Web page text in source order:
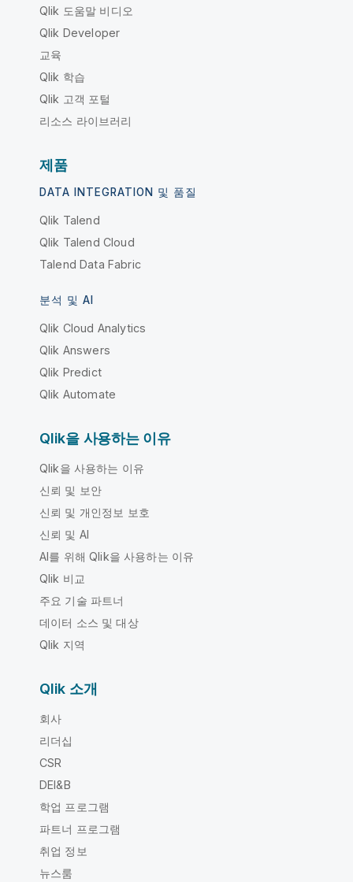
Qlik 도움말 비디오
Qlik Developer
교육
Qlik 학습
Qlik 고객 포털
리소스 라이브러리
제품
DATA INTEGRATION 및 품질
Qlik Talend
Qlik Talend Cloud
Talend Data Fabric
분석 및 AI
Qlik Cloud Analytics
Qlik Answers
Qlik Predict
Qlik Automate
Qlik을 사용하는 이유
Qlik을 사용하는 이유
신뢰 및 보안
신뢰 및 개인정보 보호
신뢰 및 AI
AI를 위해 Qlik을 사용하는 이유
Qlik 비교
주요 기술 파트너
데이터 소스 및 대상
Qlik 지역
Qlik 소개
회사
리더십
CSR
DEI&B
학업 프로그램
파트너 프로그램
취업 정보
뉴스룸